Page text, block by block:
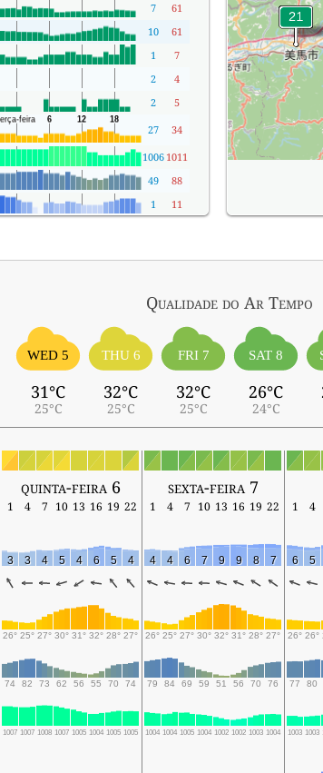
7
61
10
61
1
7
2
4
2
5
27
34
1006 1011
49
88
1 11
Qualidade do Ar Tempo
WED 5
31°C
25°C
THU 6
32°C
25°C
FRI 7
32°C
25°C
SAT 8
26°C
24°C
quinta-feira 6 sexta-feira 7
1 4 7 10 13 16 19 22 1 4 7 10 13 16 19 22 1 4
3 3 4 5 4 6 5 4 4 4 6 7 9 9 8 7 6 5
26° 25° 27° 30° 31° 32° 28° 27° 26° 25° 27° 30° 32° 31° 28° 27° 26° 26°
74 82 73 62 56 55 70 74 79 84 69 59 51 56 70 76 77 80
1007 1007 1008 1007 1005 1004 1005 1005 1004 1004 1005 1004 1002 1002 1003 1004 1003 1003